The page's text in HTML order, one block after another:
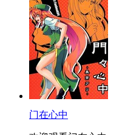
门在心中